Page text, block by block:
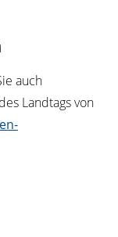
auch
Landtags von